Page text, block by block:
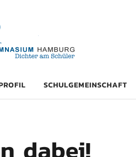
SCHULGEMEINSCHAFT